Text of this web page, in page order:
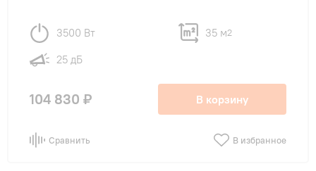
3500 Вт 35 м2
25 дБ
104 830 ₽ В корзину
Сравнить В избранное